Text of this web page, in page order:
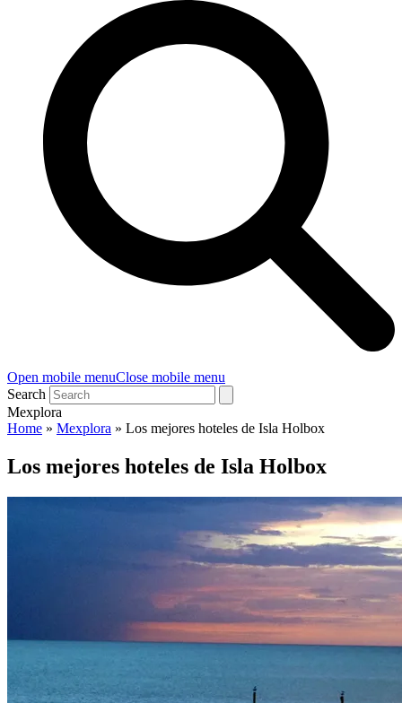
Open mobile menuClose mobile menu
Search
Mexplora
Home » Mexplora » Los mejores hoteles de Isla Holbox
Los mejores hoteles de Isla Holbox